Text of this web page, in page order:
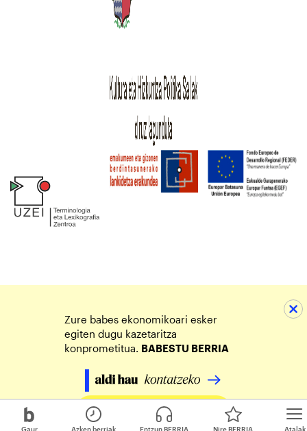
Gaur Atalak
Azken berriak Entzun BERRIA Nire BERRIA
Zure babes ekonomikoari esker
egiten dugu kazetaritza
konprometitua. BABESTU BERRIA
Egin zure ekarpena